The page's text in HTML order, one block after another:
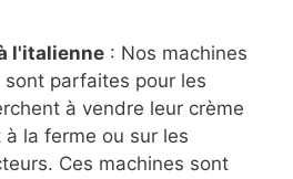
l'italienne : Nos machines
parfaites pour les
à vendre leur crème
la ferme ou sur les
Ces machines sont